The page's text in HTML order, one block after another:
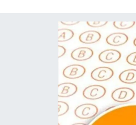
Magazin